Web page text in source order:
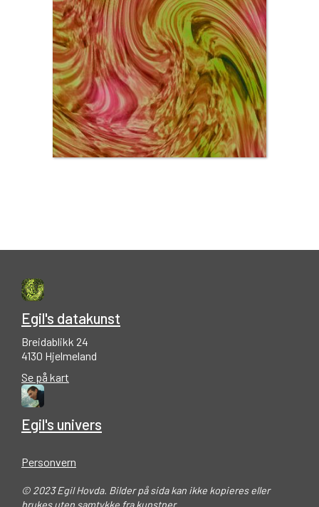
Egil's datakunst
Breidablikk 24
4130 Hjelmeland
Se på kart
Egil's univers
Personvern
© 2023 Egil Hovda. Bilder på sida kan ikke kopieres eller